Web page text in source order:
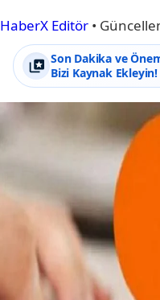
HaberX Editör •
Son Dakika ve
Bizi Kaynak Ekleyin!